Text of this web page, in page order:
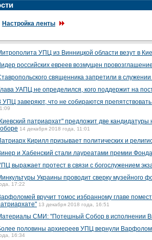
Настройка ленты
УПЦ из Винницкой области везут в
российских евреев возмущен
священника запретили в
УАПЦ не определился, кого поддержит на
УПЦ заверяют, что не собираются
патриархат" предложит две
14 декабря 2018 года, 11:01
Кирилл призывает политических и
и Хабенский стали лауреатами премии
выражает протест в связи с богослужением
Украины проводит сверку музейного
17:22
вручит томос избранному главе
13 декабря 2018 года, 16:51
СМИ: "Потешный Собор в исполнении
половины архиереев УПЦ вернули
16:34